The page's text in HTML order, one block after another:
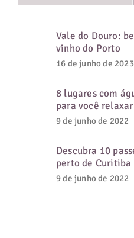
Vale do Douro:
vinho do Porto
16 de junho de 2023
8 lugares com
para você relaxar
9 de junho de 2022
Descubra 10
perto de Curitiba
9 de junho de 2022